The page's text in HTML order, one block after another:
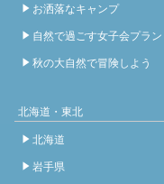
お洒落なキャンプ
自然で過ごす女子会プラン
秋の大自然で冒険しよう
北海道・東北
北海道
岩手県